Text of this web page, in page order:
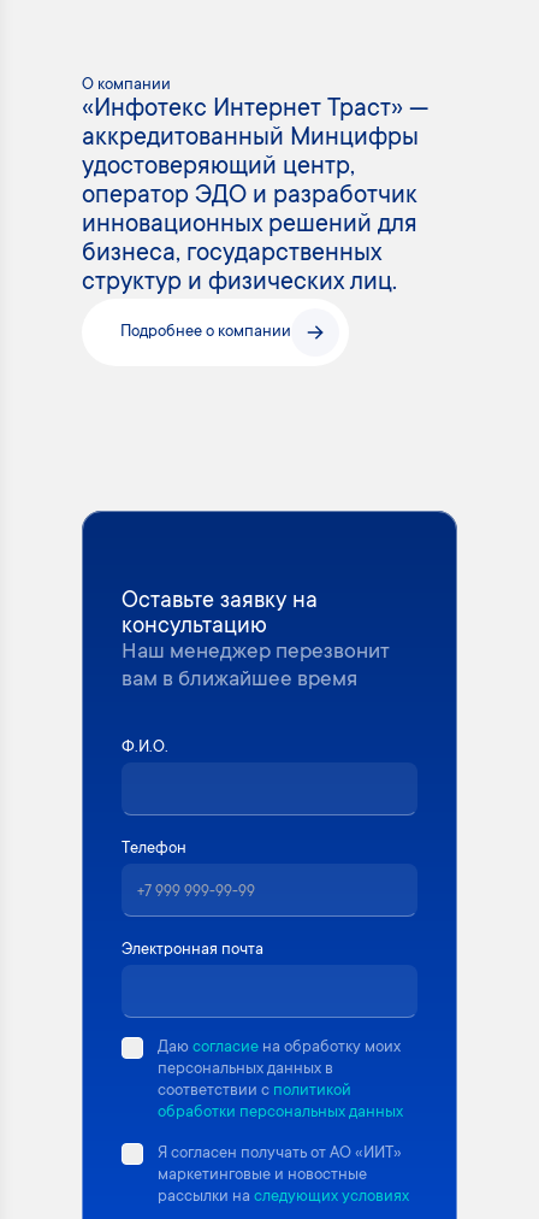
О компании
«Инфотекс Интернет Траст» —
аккредитованный Минцифры
удостоверяющий центр,
оператор ЭДО и разработчик
инновационных решений для
бизнеса, государственных
структур и физических лиц.
Подробнее о компании
Оставьте заявку на
консультацию
Наш менеджер перезвонит
вам в ближайшее время
Ф.И.О.
Телефон
Электронная почта
Даюсогласие на обработку моих
персональных данных в
соответствии с политикой
обработки персональных данных
Я согласен получать от АО «ИИТ»
маркетинговые и новостные
рассылки на следующих условиях